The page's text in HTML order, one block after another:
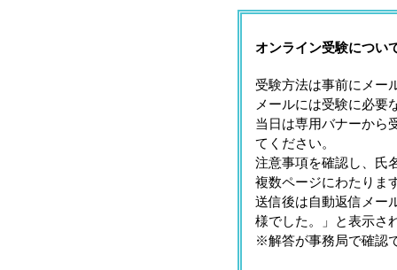
オンライン受験につい
受験方法は事前にメー
メールには受験に必要
当日は専用バナーから
てください。
注意事項を確認し、氏
複数ページにわたりま
送信後は自動返信メー
様でした。」と表示さ
※解答が事務局で確認